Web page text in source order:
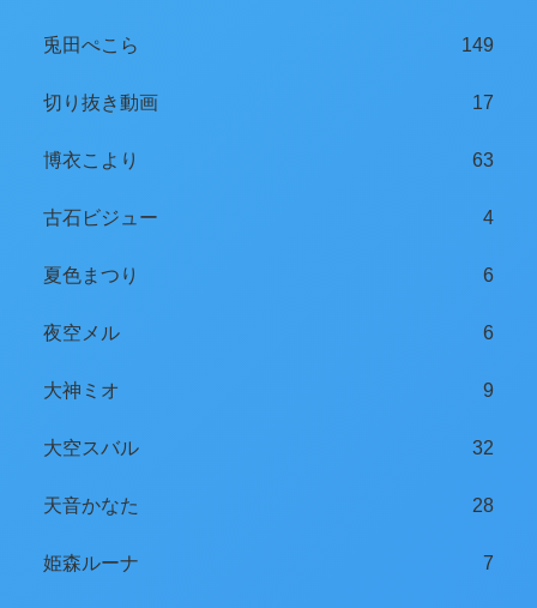
兎田ぺこら 149
切り抜き動画 17
博衣こより 63
古石ビジュー 4
夏色まつり 6
夜空メル 6
大神ミオ 9
大空スバル 32
天音かなた 28
姫森ルーナ 7